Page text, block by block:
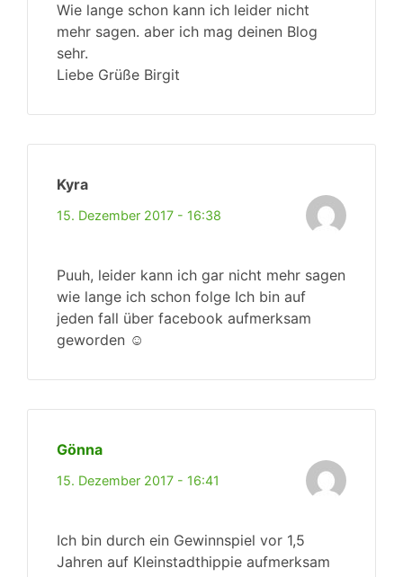
Wie lange schon kann ich leider nicht
mehr sagen. aber ich mag deinen Blog
sehr.
Liebe Grüße Birgit
Kyra
15. Dezember 2017 - 16:38
Puuh, leider kann ich gar nicht mehr sagen
wie lange ich schon folge Ich bin auf
jeden fall über facebook aufmerksam
geworden ☺️
Gönna
15. Dezember 2017 - 16:41
Ich bin durch ein Gewinnspiel vor 1,5
Jahren auf Kleinstadthippie aufmerksam